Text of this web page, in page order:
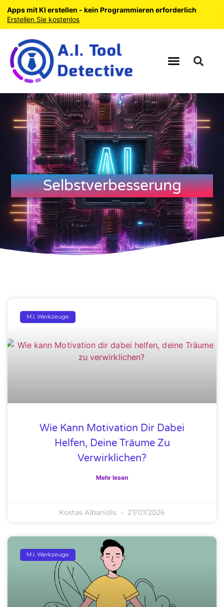
Selbstverbesserung
M.I. Werkzeuge
Wie Kann Motivation Dir Dabei
Helfen, Deine Träume Zu
Verwirklichen?
Mehr lesen
Kostas Albanidis 27/07/2026
M.I. Werkzeuge
Apps mit KI erstellen - kein Programmieren erforderlich
Erstellen Sie kostenlos